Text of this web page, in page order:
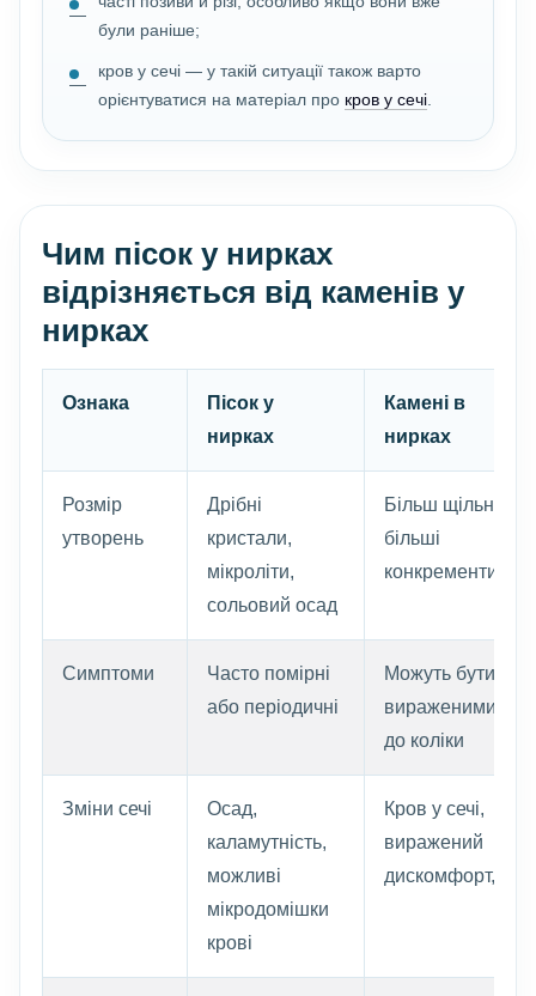
були раніше;
кров у сечі — у такій ситуації також варто
орієнтуватися на матеріал про кров у сечі
Чим пісок у нирках
відрізняється від каменів у
нирках
Ознака
Пісок у
нирках
Камені в
нирках
Розмір
утворень
Дрібні
кристали,
мікроліти,
сольовий осад
Більш щільні та
більші
конкременти
Симптоми
Часто помірні
або періодичні
Можуть бути
вираженими, аж
до коліки
Зміни сечі
Осад,
каламутність,
можливі
мікродомішки
крові
Кров у сечі,
виражений
дискомфорт, різі